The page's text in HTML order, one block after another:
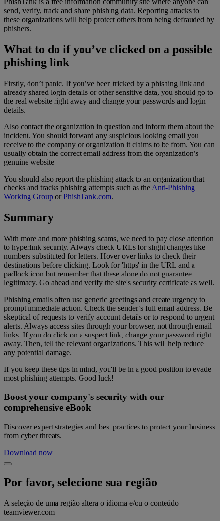
PhishTank is a free information community site where anyone can
send, verify, track and share phishing data. Reporting attacks to
these organizations will help protect others from being defrauded by
phishers.
What to do if you’ve clicked on a possible
phishing link
Firstly, don’t panic. If you’ve been tricked by a phishing link and
already shared login details or other sensitive data, you should go to
the real website right away and change your passwords and login
details.
Also contact the organization in question and inform them about the
incident. You should forward any suspicious looking email you
receive to the company or organization it claims to be from. You can
usually obtain the correct email address from the organization’s
genuine website.
You should also report the phishing attack to an organization that
checks and tracks phishing attempts such as the Anti-Phishing
Working Group orPhishTank.com.
Summary
With more and more phishing scams, we need to pay close attention
to hyperlink security. Always check URLs for slight changes like
numbers substituted for letters. Hover over links to check their
destinations before clicking. Look for 'https' in the URL and a
padlock icon but remember that these alone do not guarantee
legitimacy. Go ahead and verify the site's security certificate as well.
Phishing emails often use generic greetings and create urgency to
prompt immediate action. Check the sender’s full email address. Be
skeptical of requests to verify account details or to respond to urgent
alerts. Always access sites through your browser, not through email
links. If you do click on a suspect link, change your password right
away. Then, tell the relevant organizations. This will help reduce
any potential damage.
If you keep these tips in mind, you'll be in a good position to evade
most phishing attempts. Good luck!
Boost your company's security with our
comprehensive eBook
Discover expert strategies and best practices to protect your business
from cyber threats.
Download now
Por favor, selecione sua região
A seleção de uma região altera o idioma e/ou o conteúdo
teamviewer.com